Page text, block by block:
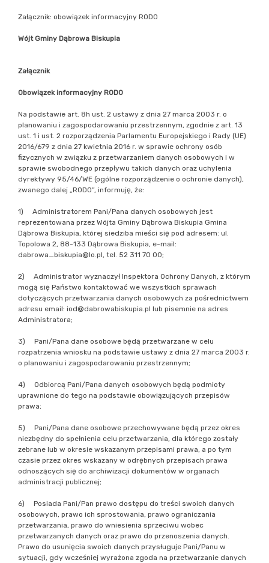
Załącznik: obowiązek informacyjny RODO
Wójt Gminy Dąbrowa Biskupia
Załącznik
Obowiązek informacyjny RODO
Na podstawie art. 8h ust. 2 ustawy z dnia 27 marca 2003 r. o
planowaniu i zagospodarowaniu przestrzennym, zgodnie z art. 13
ust. 1 i ust. 2 rozporządzenia Parlamentu Europejskiego i Rady (UE)
2016/679 z dnia 27 kwietnia 2016 r. w sprawie ochrony osób
fizycznych w związku z przetwarzaniem danych osobowych i w
sprawie swobodnego przepływu takich danych oraz uchylenia
dyrektywy 95/46/WE (ogólne rozporządzenie o ochronie danych),
zwanego dalej „RODO”, informuję, że:
1) Administratorem Pani/Pana danych osobowych jest
reprezentowana przez Wójta Gminy Dąbrowa Biskupia Gmina
Dąbrowa Biskupia, której siedziba mieści się pod adresem: ul.
Topolowa 2, 88-133 Dąbrowa Biskupia, e-mail:
dabrowa_biskupia@lo.pl, tel. 52 311 70 00;
2) Administrator wyznaczył Inspektora Ochrony Danych, z którym
mogą się Państwo kontaktować we wszystkich sprawach
dotyczących przetwarzania danych osobowych za pośrednictwem
adresu email: iod@dabrowabiskupia.pl lub pisemnie na adres
Administratora;
3) Pani/Pana dane osobowe będą przetwarzane w celu
rozpatrzenia wniosku na podstawie ustawy z dnia 27 marca 2003 r.
o planowaniu i zagospodarowaniu przestrzennym;
4) Odbiorcą Pani/Pana danych osobowych będą podmioty
uprawnione do tego na podstawie obowiązujących przepisów
prawa;
5) Pani/Pana dane osobowe przechowywane będą przez okres
niezbędny do spełnienia celu przetwarzania, dla którego zostały
zebrane lub w okresie wskazanym przepisami prawa, a po tym
czasie przez okres wskazany w odrębnych przepisach prawa
odnoszących się do archiwizacji dokumentów w organach
administracji publicznej;
6) Posiada Pani/Pan prawo dostępu do treści swoich danych
osobowych, prawo ich sprostowania, prawo ograniczania
przetwarzania, prawo do wniesienia sprzeciwu wobec
przetwarzanych danych oraz prawo do przenoszenia danych.
Prawo do usunięcia swoich danych przysługuje Pani/Panu w
sytuacji, gdy wcześniej wyrażona zgoda na przetwarzanie danych